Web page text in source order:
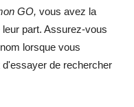
GO, vous avez la
part. Assurez-vous
lorsque vous
de rechercher